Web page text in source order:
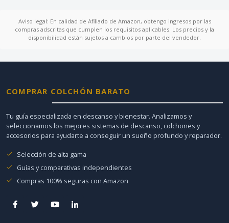
Aviso legal: En calidad de Afiliado de Amazon, obtengo ingresos por las
compras adscritas que cumplen los requisitos aplicables. Los precios y la
disponibilidad están sujetos a cambios por parte del vendedor.
COMPRAR COLCHÓN BARATO
Tu guía especializada en descanso y bienestar. Analizamos y
seleccionamos los mejores sistemas de descanso, colchones y
accesorios para ayudarte a conseguir un sueño profundo y reparador.
Selección de alta gama
Guías y comparativas independientes
Compras 100% seguras con Amazon